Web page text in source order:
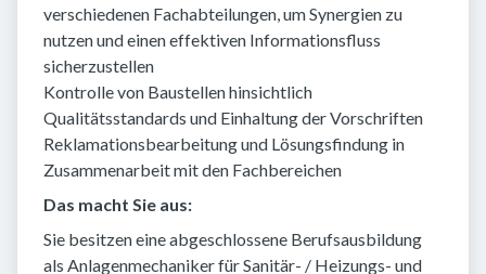
verschiedenen Fachabteilungen, um Synergien zu
nutzen und einen effektiven Informationsfluss
sicherzustellen
Kontrolle von Baustellen hinsichtlich
Qualitätsstandards und Einhaltung der Vorschriften
Reklamationsbearbeitung und Lösungsfindung in
Zusammenarbeit mit den Fachbereichen
Das macht Sie aus:
Sie besitzen eine abgeschlossene Berufsausbildung
als Anlagenmechaniker für Sanitär- / Heizungs- und